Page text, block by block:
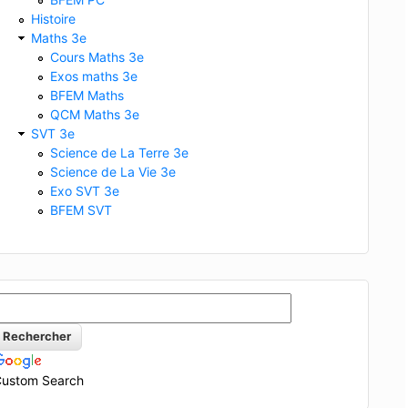
Histoire
Maths 3e
Cours Maths 3e
Exos maths 3e
BFEM Maths
QCM Maths 3e
SVT 3e
Science de La Terre 3e
Science de La Vie 3e
Exo SVT 3e
BFEM SVT
Search